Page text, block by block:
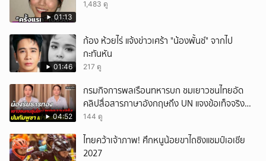
01:13
1,483 ดู
01:46
ก้อง ห้วยไร่ แจ้งข่าวเศร้า "น้องพั้นช์" จากไป
กะทันหัน
217 ดู
04:52
กรมกิจการพลเรือนทหารบก ชมเยาวชนไทยอัด
คลิปสื่อสารภาษาอังกฤษถึง UN แจงข้อเท็จจริง
ประวัติศาสตร์มนุษยธรรมไทย
144 ดู
ไทยคว้าเจ้าภาพ! ศึกหนูน้อยขาไถชิงแชมป์เอเชีย
2027